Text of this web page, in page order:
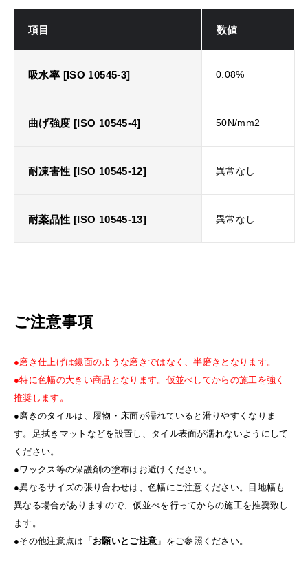
項目 数値
吸水率 [ISO 10545-3] 0.08%
曲げ強度 [ISO 10545-4] 50N/mm2
耐凍害性 [ISO 10545-12] 異常なし
耐薬品性 [ISO 10545-13] 異常なし
ご注意事項
●磨き仕上げは鏡面のような磨きではなく、半磨きとなります。
●特に色幅の大きい商品となります。仮並べしてからの施工を強く
推奨します。
●磨きのタイルは、履物・床面が濡れていると滑りやすくなりま
す。足拭きマットなどを設置し、タイル表面が濡れないようにして
ください。
●ワックス等の保護剤の塗布はお避けください。
●異なるサイズの張り合わせは、色幅にご注意ください。目地幅も
異なる場合がありますので、仮並べを行ってからの施工を推奨致し
ます。
●その他注意点は「お願いとご注意 」をご参照ください。